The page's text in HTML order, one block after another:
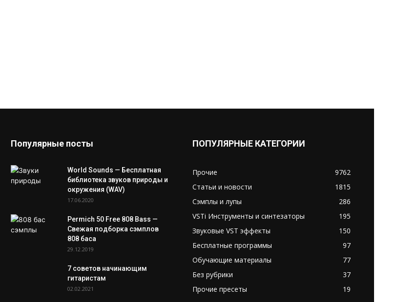
Популярные посты
World Sounds — Бесплатная
библиотека звуков природы и
окружения (WAV)
17.06.2020
Permich 50 Free 808 Bass —
Свежая подборка сэмплов
808 баса
29.12.2019
7 советов начинающим
гитаристам
02.02.2021
ПОПУЛЯРНЫЕ КАТЕГОРИИ
Прочие
9762
Статьи и новости
1815
Сэмплы и лупы
286
VSTi Инструменты и синтезаторы
195
Звуковые VST эффекты
150
Бесплатные программы
97
Обучающие материалы
77
Без рубрики
37
Прочие пресеты
19